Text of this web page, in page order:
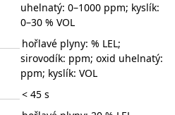
uhelnatý: 0–1000 ppm; kyslík:
0–30 % VOL
hořlavé plyny: % LEL;
sirovodík: ppm; oxid uhelnatý:
ppm; kyslík: VOL
< 45 s